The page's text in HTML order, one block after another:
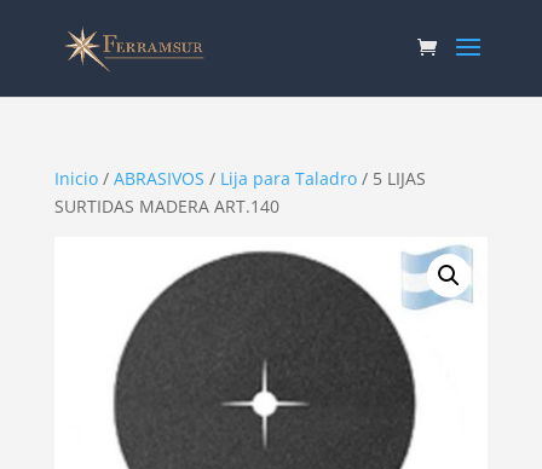
Inicio/ ABRASIVOS / Lija para Taladro/ 5 LIJAS
SURTIDAS MADERA ART.140